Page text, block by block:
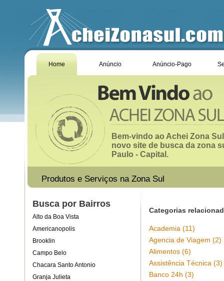
Home Anúncio Anúncio-Pago
Bem-vindo ao Achei Zona
novo site de busca da zona
Paulo - Capital.
Produtos e Serviços na Zona Sul
Busca por Bairros
Alto da Boa Vista
Americanopolis
Brooklin
Campo Belo
Chacara Santo Antonio
Granja Julieta
Categorias
Academia (11)
Agencia de Viagem (2)
Alimentos (6)
Assistência Técnica (3)
Banco 24h (3)